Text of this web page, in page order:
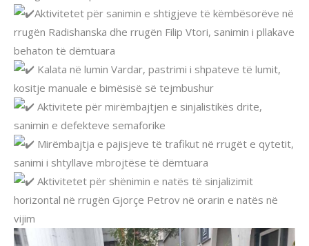
Aktivitetet për sanimin e shtigjeve të këmbësorëve në
rrugën Radishanska dhe rrugën Filip Vtori, sanimin i pllakave
behaton të dëmtuara
Kalata në lumin Vardar, pastrimi i shpateve të lumit,
kositje manuale e bimësisë së tejmbushur
Aktivitete për mirëmbajtjen e sinjalistikës drite,
sanimin e defekteve semaforike
Mirëmbajtja e pajisjeve të trafikut në rrugët e qytetit,
sanimi i shtyllave mbrojtëse të dëmtuara
Aktivitetet për shënimin e natës të sinjalizimit
horizontal në rrugën Gjorçe Petrov në orarin e natës në
vijim